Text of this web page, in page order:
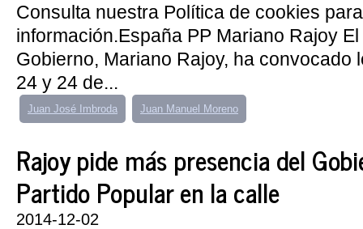
Consulta nuestra Política de cookies
información.España PP Mariano Rajoy
Gobierno, Mariano Rajoy, ha convocado
24 y 24 de...
Juan José Imbroda Juan Manuel Moreno
Rajoy pide más presencia del
Partido Popular en la calle
2014-12-02